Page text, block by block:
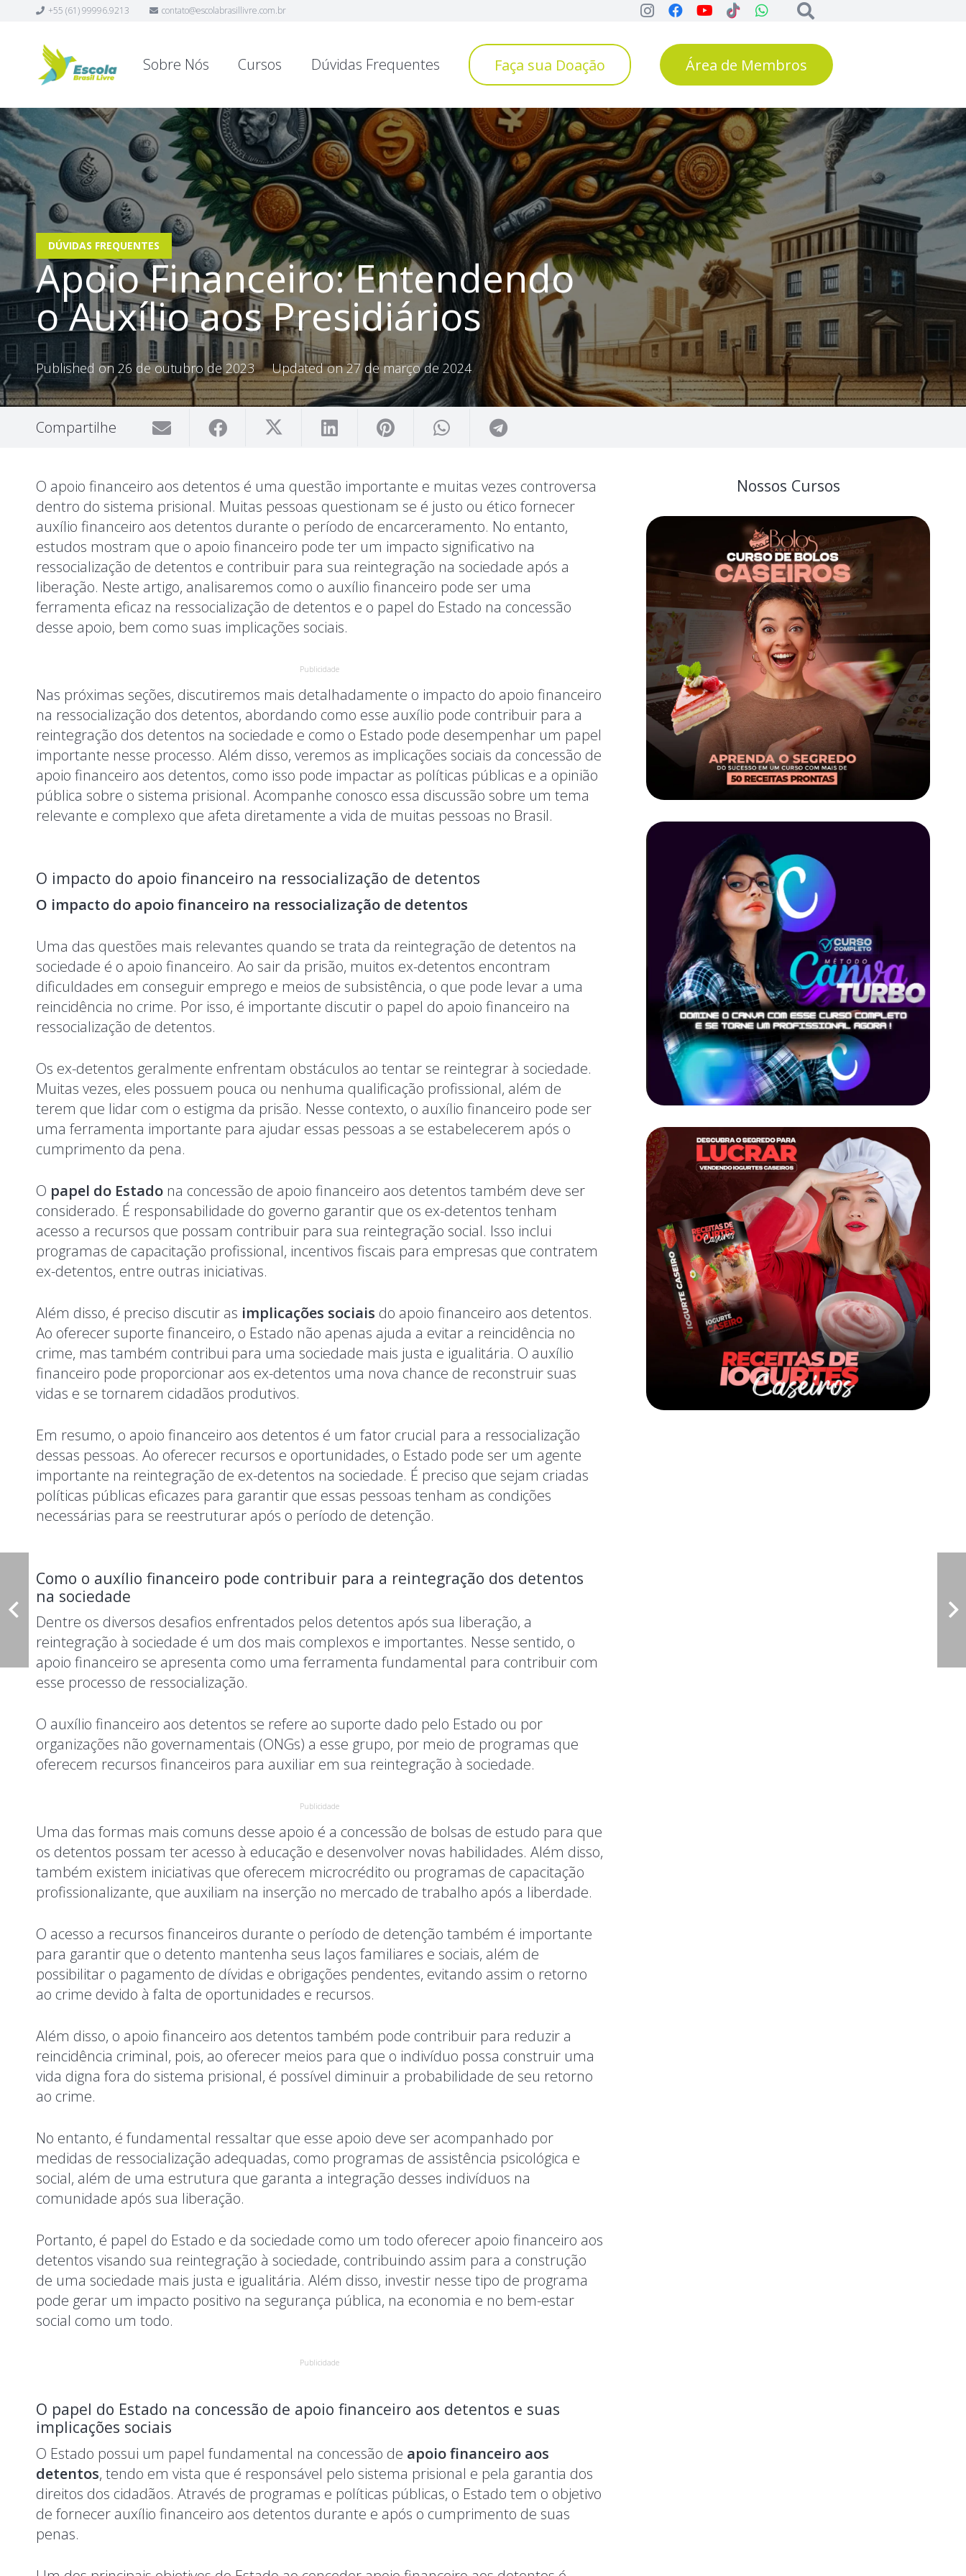
+55 (61) 99996.9213 contato@escolabrasillivre.com.br
Sobre Nós Cursos Dúvidas Frequentes Faça sua Doação Área de Membros
DÚVIDAS FREQUENTES
Apoio Financeiro: Entendendo
o Auxílio aos Presidiários
Published on 26 de outubro de 2023 Updated on27 de março de 2024
Compartilhe
O apoio financeiro aos detentos é uma questão importante e muitas vezes controversa
dentro do sistema prisional. Muitas pessoas questionam se é justo ou ético fornecer
auxílio financeiro aos detentos durante o período de encarceramento. No entanto,
estudos mostram que o apoio financeiro pode ter um impacto significativo na
ressocialização de detentos e contribuir para sua reintegração na sociedade após a
liberação. Neste artigo, analisaremos como o auxílio financeiro pode ser uma
ferramenta eficaz na ressocialização de detentos e o papel do Estado na concessão
desse apoio, bem como suas implicações sociais.
Publicidade
Nas próximas seções, discutiremos mais detalhadamente o impacto do apoio financeiro
na ressocialização dos detentos, abordando como esse auxílio pode contribuir para a
reintegração dos detentos na sociedade e como o Estado pode desempenhar um papel
importante nesse processo. Além disso, veremos as implicações sociais da concessão de
apoio financeiro aos detentos, como isso pode impactar as políticas públicas e a opinião
pública sobre o sistema prisional. Acompanhe conosco essa discussão sobre um tema
relevante e complexo que afeta diretamente a vida de muitas pessoas no Brasil.
O impacto do apoio financeiro na ressocialização de detentos
O impacto do apoio financeiro na ressocialização de detentos
Uma das questões mais relevantes quando se trata da reintegração de detentos na
sociedade é o apoio financeiro. Ao sair da prisão, muitos ex-detentos encontram
dificuldades em conseguir emprego e meios de subsistência, o que pode levar a uma
reincidência no crime. Por isso, é importante discutir o papel do apoio financeiro na
ressocialização de detentos.
Os ex-detentos geralmente enfrentam obstáculos ao tentar se reintegrar à sociedade.
Muitas vezes, eles possuem pouca ou nenhuma qualificação profissional, além de
terem que lidar com o estigma da prisão. Nesse contexto, o auxílio financeiro pode ser
uma ferramenta importante para ajudar essas pessoas a se estabelecerem após o
cumprimento da pena.
O papel do Estado na concessão de apoio financeiro aos detentos também deve ser
considerado. É responsabilidade do governo garantir que os ex-detentos tenham
acesso a recursos que possam contribuir para sua reintegração social. Isso inclui
programas de capacitação profissional, incentivos fiscais para empresas que contratem
ex-detentos, entre outras iniciativas.
Além disso, é preciso discutir as implicações sociais do apoio financeiro aos detentos.
Ao oferecer suporte financeiro, o Estado não apenas ajuda a evitar a reincidência no
crime, mas também contribui para uma sociedade mais justa e igualitária. O auxílio
financeiro pode proporcionar aos ex-detentos uma nova chance de reconstruir suas
vidas e se tornarem cidadãos produtivos.
Em resumo, o apoio financeiro aos detentos é um fator crucial para a ressocialização
dessas pessoas. Ao oferecer recursos e oportunidades, o Estado pode ser um agente
importante na reintegração de ex-detentos na sociedade. É preciso que sejam criadas
políticas públicas eficazes para garantir que essas pessoas tenham as condições
necessárias para se reestruturar após o período de detenção.
Como o auxílio financeiro pode contribuir para a reintegração dos detentos
na sociedade
Dentre os diversos desafios enfrentados pelos detentos após sua liberação, a
reintegração à sociedade é um dos mais complexos e importantes. Nesse sentido, o
apoio financeiro se apresenta como uma ferramenta fundamental para contribuir com
esse processo de ressocialização.
O auxílio financeiro aos detentos se refere ao suporte dado pelo Estado ou por
organizações não governamentais (ONGs) a esse grupo, por meio de programas que
oferecem recursos financeiros para auxiliar em sua reintegração à sociedade.
Publicidade
Uma das formas mais comuns desse apoio é a concessão de bolsas de estudo para que
os detentos possam ter acesso à educação e desenvolver novas habilidades. Além disso,
também existem iniciativas que oferecem microcrédito ou programas de capacitação
profissionalizante, que auxiliam na inserção no mercado de trabalho após a liberdade.
O acesso a recursos financeiros durante o período de detenção também é importante
para garantir que o detento mantenha seus laços familiares e sociais, além de
possibilitar o pagamento de dívidas e obrigações pendentes, evitando assim o retorno
ao crime devido à falta de oportunidades e recursos.
Além disso, o apoio financeiro aos detentos também pode contribuir para reduzir a
reincidência criminal, pois, ao oferecer meios para que o indivíduo possa construir uma
vida digna fora do sistema prisional, é possível diminuir a probabilidade de seu retorno
ao crime.
No entanto, é fundamental ressaltar que esse apoio deve ser acompanhado por
medidas de ressocialização adequadas, como programas de assistência psicológica e
social, além de uma estrutura que garanta a integração desses indivíduos na
comunidade após sua liberação.
Portanto, é papel do Estado e da sociedade como um todo oferecer apoio financeiro aos
detentos visando sua reintegração à sociedade, contribuindo assim para a construção
de uma sociedade mais justa e igualitária. Além disso, investir nesse tipo de programa
pode gerar um impacto positivo na segurança pública, na economia e no bem-estar
social como um todo.
Publicidade
O papel do Estado na concessão de apoio financeiro aos detentos e suas
implicações sociais
O Estado possui um papel fundamental na concessão de apoio financeiro aos
detentos, tendo em vista que é responsável pelo sistema prisional e pela garantia dos
direitos dos cidadãos. Através de programas e políticas públicas, o Estado tem o objetivo
de fornecer auxílio financeiro aos detentos durante e após o cumprimento de suas
penas.
Nossos Cursos
Bolos Caseiros
Canva Turbo